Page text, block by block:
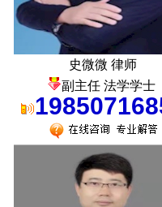
史微微 律师
副主任 法学学士